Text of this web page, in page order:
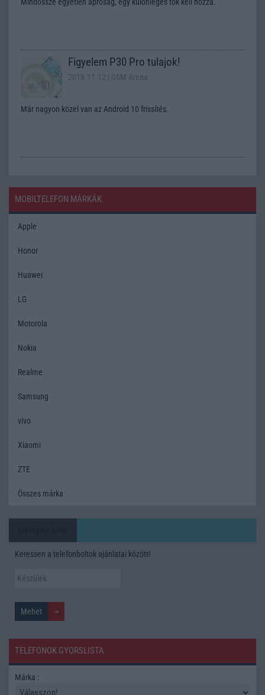
Figyelem P30 Pro tulajok!
2019.11.12 | GSM Arena
Már nagyon közel van az Android 10 frissítés.
MOBILTELEFON MÁRKÁK
Apple
Honor
Huawei
LG
Motorola
Nokia
Realme
Samsung
vivo
Xiaomi
ZTE
Összes márka
Keressen a telefonboltok ajánlatai között!
TELEFONOK GYORSLISTA
Márka :